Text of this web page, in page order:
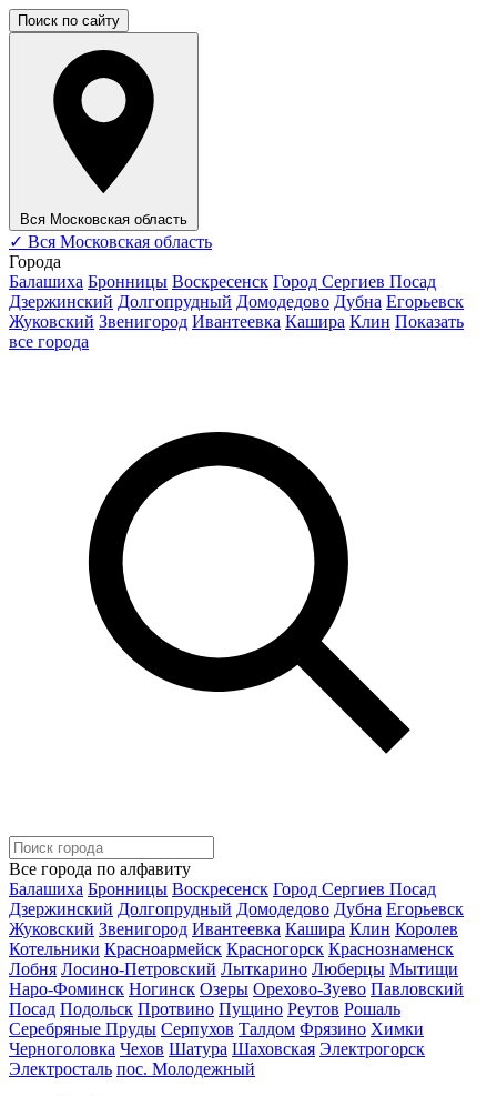
Поиск по сайту
Вся Московская область
✓ Вся Московская область
Города
Балашиха Бронницы Воскресенск Город Сергиев Посад
Дзержинский Долгопрудный Домодедово Дубна Егорьевск
Жуковский Звенигород Ивантеевка Кашира Клин Показать
все города
Все города по алфавиту
Балашиха Бронницы Воскресенск Город Сергиев Посад
Дзержинский Долгопрудный Домодедово Дубна Егорьевск
Жуковский Звенигород Ивантеевка Кашира Клин Королев
Котельники Красноармейск Красногорск Краснознаменск
Лобня Лосино-Петровский Лыткарино Люберцы Мытищи
Наро-Фоминск Ногинск Озеры Орехово-Зуево Павловский
Посад Подольск Протвино Пущино Реутов Рошаль
Серебряные Пруды Серпухов Талдом Фрязино Химки
Черноголовка Чехов Шатура Шаховская Электрогорск
Электросталь пос. Молодежный